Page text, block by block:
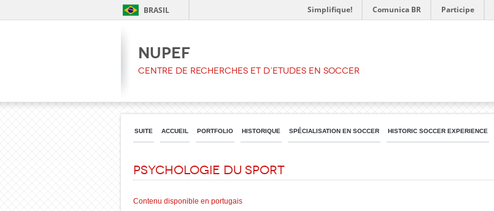
BRASIL Simplifique! Comunica BR Participe
NUPEF
CENTRE DE RECHERCHES ET D’ETUDES EN SOCCER
SUITE ACCUEIL PORTFOLIO HISTORIQUE SPÉCIALISATION EN SOCCER HISTORIC SOCCER EXPERIENCE
Psychologie du Sport
Contenu disponible en portugais